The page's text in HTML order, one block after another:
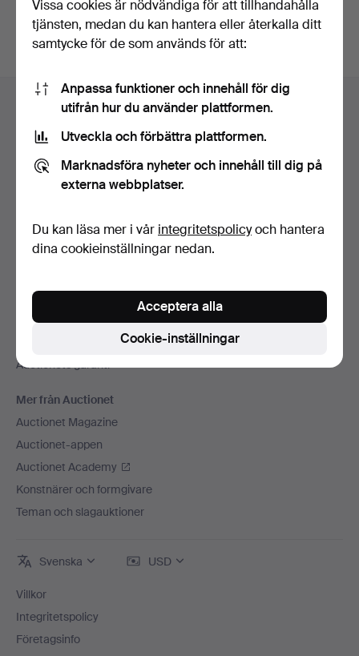
För att kunna gå vidare måste du godkänna villkoren.
Sidfotsnavigation
Hjälp och kontakt
Kontakta support
Betalningsalternativ
Auctionet
Press
Lediga jobb
Anslut ditt auktionshus
Auctionets garanti
Mer från Auctionet
Auctionet Magazine
Auctionet-appen
Auctionet Academy
Konstnärer och formgivare
Teman och slagauktioner
Svenska USD
Villkor
Integritetspolicy
Företagsinfo
Vissa cookies är nödvändiga för att tillhandahålla
tjänsten, medan du kan hantera eller återkalla ditt
samtycke för de som används för att:
Anpassa funktioner och innehåll för dig
utifrån hur du använder plattformen.
Utveckla och förbättra plattformen.
Marknadsföra nyheter och innehåll till dig på
externa webbplatser.
Du kan läsa mer i vår integritetspolicyoch hantera
dina cookieinställningar nedan.
Cookie-inställningar
Acceptera alla